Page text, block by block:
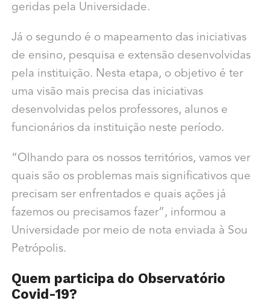
geridas pela Universidade.
Já o segundo é o mapeamento das iniciativas
de ensino, pesquisa e extensão desenvolvidas
pela instituição. Nesta etapa, o objetivo é ter
uma visão mais precisa das iniciativas
desenvolvidas pelos professores, alunos e
funcionários da instituição neste período.
“Olhando para os nossos territórios, vamos ver
quais são os problemas mais significativos que
precisam ser enfrentados e quais ações já
fazemos ou precisamos fazer”, informou a
Universidade por meio de nota enviada à Sou
Petrópolis.
Quem participa do Observatório
Covid-19?